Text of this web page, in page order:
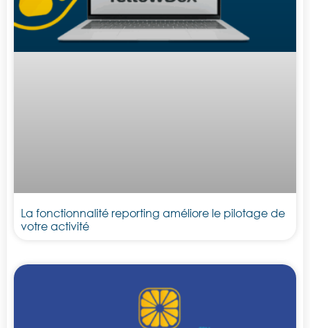
La fonctionnalité reporting améliore le pilotage de
votre activité